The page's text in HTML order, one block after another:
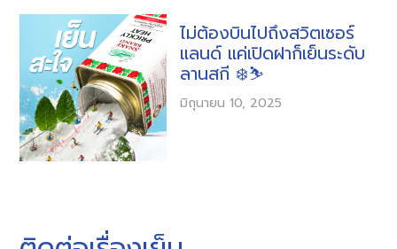
ไม่ต้องบินไปถึงสวิตเซอร์
แลนด์ แค่เปิดฝาก็เย็นระดับ
ลานสกี ❄️⛷️
มิถุนายน 10, 2025